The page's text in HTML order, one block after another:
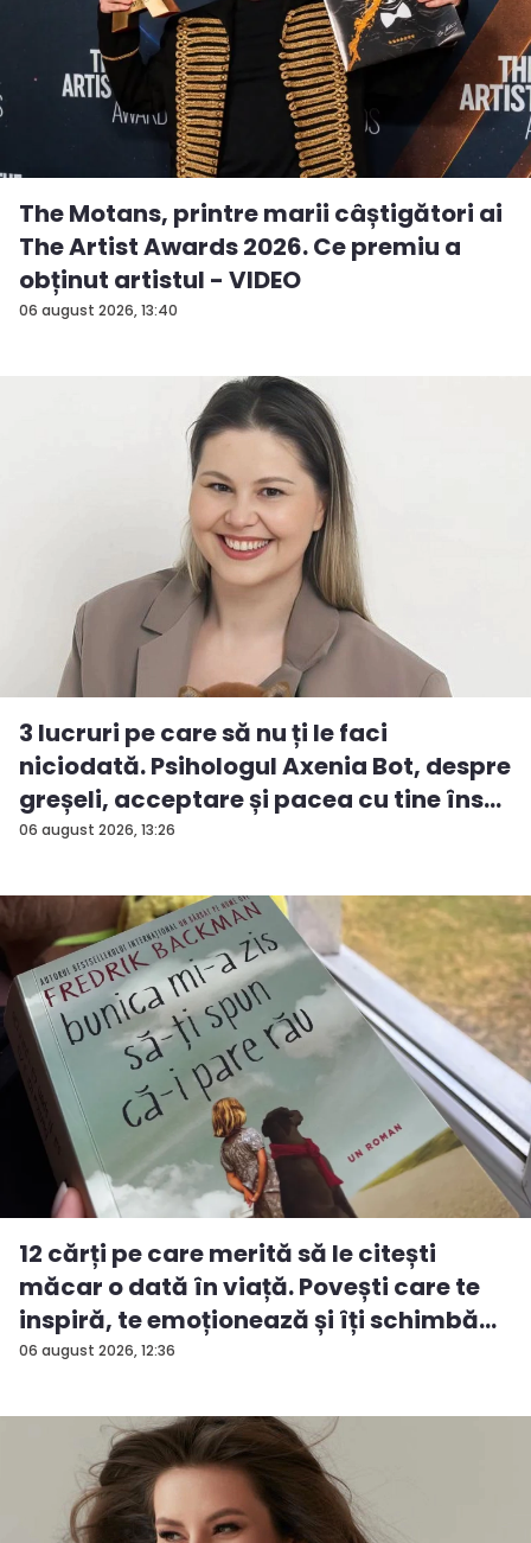
06 august 2026, 13:40
The Motans, printre marii câștigători ai
The Artist Awards 2026. Ce premiu a
obținut artistul - VIDEO
06 august 2026, 13:26
3 lucruri pe care să nu ți le faci
niciodată. Psihologul Axenia Bot, despre
greșeli, acceptare și pacea cu tine îns...
06 august 2026, 12:36
12 cărți pe care merită să le citești
măcar o dată în viață. Povești care te
inspiră, te emoționează și îți schimbă...